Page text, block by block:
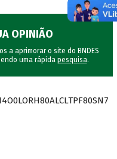
OPINIÃO
a aprimorar o site do BNDES
uma rápida pesquisa.